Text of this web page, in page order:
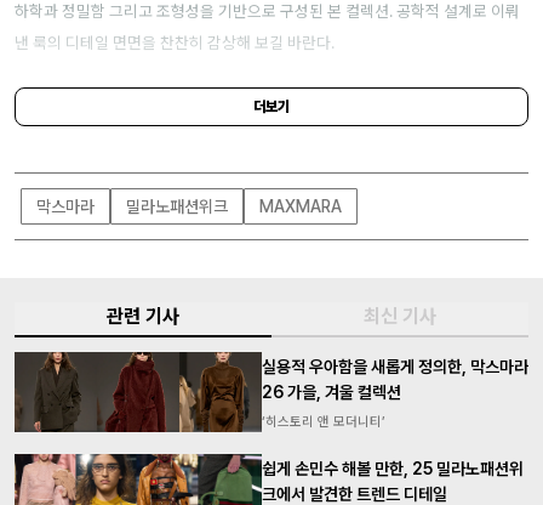
하학과 정밀함 그리고 조형성을 기반으로 구성된 본 컬렉션. 공학적 설계로 이뤄
낸 룩의 디테일 면면을 찬찬히 감상해 보길 바란다.
더보기
막스마라 밀라노패션위크 MAXMARA
관련 기사 최신 기사
실용적 우아함을 새롭게 정의한, 막스마라
26 가을, 겨울 컬렉션
‘히스토리 앤 모더니티’
쉽게 손민수 해볼 만한, 25 밀라노패션위
크에서 발견한 트렌드 디테일